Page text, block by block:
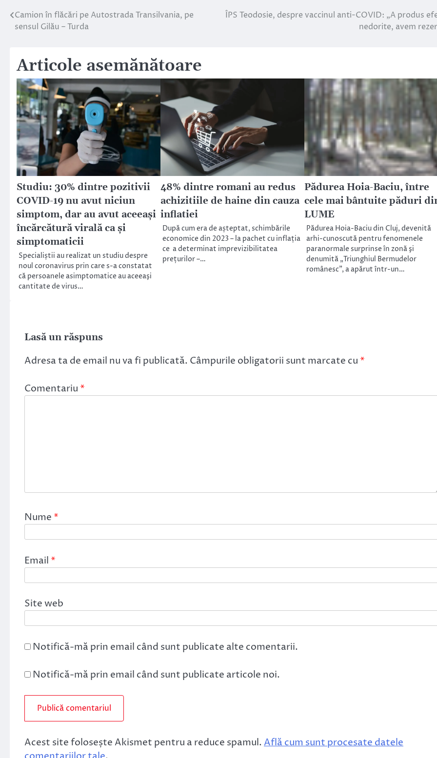
Navigare
Camion în flăcări pe Autostrada Transilvania, pe
sensul Gilău – Turda
ÎPS Teodosie, despre vaccinul anti-COVID: „A produs
nedorite, avem
Articole asemănătoare
Studiu: 30% dintre pozitivii
COVID-19 nu avut niciun
simptom, dar au avut aceeaşi
încărcătură virală ca şi
simptomaticii
Specialiștii au realizat un studiu despre
noul coronavirus prin care s-a constatat
că persoanele asimptomatice au aceeaşi
cantitate de virus…
48% dintre romani au redus
achizitiile de haine din cauza
inflatiei
După cum era de așteptat, schimbările
economice din 2023 – la pachet cu inflația
ce a determinat imprevizibilitatea
prețurilor –…
Pădurea Hoia-Baciu, între
cele mai bântuite păduri
LUME
Pădurea Hoia-Baciu din Cluj, devenită
arhi-cunoscută pentru fenomenele
paranormale surprinse în zonă şi
denumită „Triunghiul Bermudelor
românesc”, a apărut într-un…
Lasă un răspuns
Adresa ta de email nu va fi publicată. Câmpurile obligatorii sunt marcate cu *
Comentariu *
Nume *
Email *
Site web
Notifică-mă prin email când sunt publicate alte comentarii.
Notifică-mă prin email când sunt publicate articole noi.
Acest site folosește Akismet pentru a reduce spamul. Află cum sunt procesate datele